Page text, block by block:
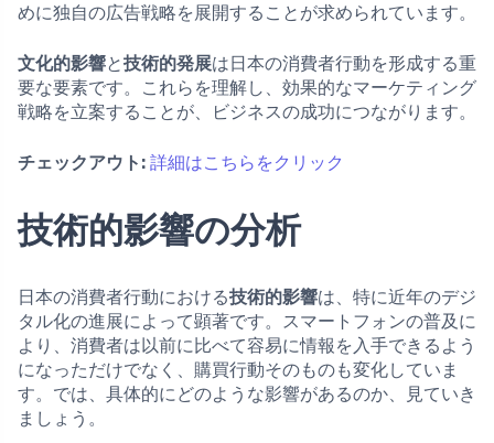
めに独自の広告戦略を展開することが求められています。
文化的影響と技術的発展は日本の消費者行動を形成する重
要な要素です。これらを理解し、効果的なマーケティング
戦略を立案することが、ビジネスの成功につながります。
チェックアウト: 詳細はこちらをクリック
技術的影響の分析
日本の消費者行動における技術的影響は、特に近年のデジ
タル化の進展によって顕著です。スマートフォンの普及に
より、消費者は以前に比べて容易に情報を入手できるよう
になっただけでなく、購買行動そのものも変化していま
す。では、具体的にどのような影響があるのか、見ていき
ましょう。